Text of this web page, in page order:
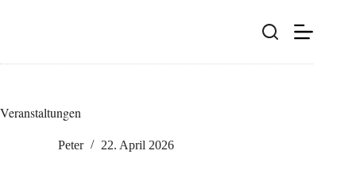
Veranstaltungen
Peter 22. April 2026